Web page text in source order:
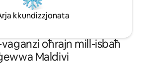
kkundizzjonata
oħrajn mill-isbaħ
Maldivi